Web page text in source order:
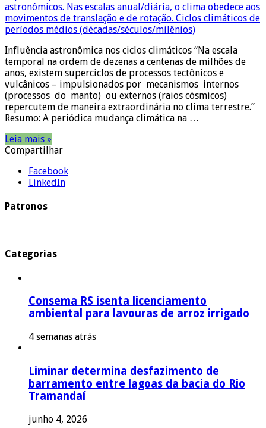
Influência astronômica nos ciclos climáticos “Na escala
temporal na ordem de dezenas a centenas de milhões de
anos, existem superciclos de processos tectônicos e
vulcânicos – impulsionados por mecanismos internos
(processos do manto) ou externos (raios cósmicos)
repercutem de maneira extraordinária no clima terrestre.”
Resumo: A periódica mudança climática na …
Leia mais »
Compartilhar
Facebook
LinkedIn
Patronos
Categorias
Consema RS isenta licenciamento
ambiental para lavouras de arroz irrigado
4 semanas atrás
Liminar determina desfazimento de
barramento entre lagoas da bacia do Rio
Tramandaí
junho 4, 2026